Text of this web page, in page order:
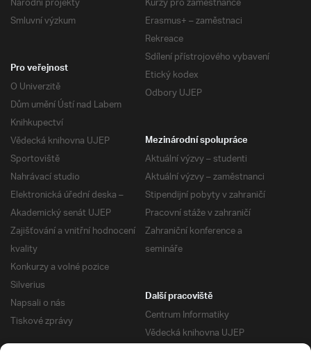
Smluvní výzkum
Erasmus+ – zaměstnaci
Rekreace
Sdílení přístrojového vybavení
Etický kodex
Odbory UJEP
Pro veřejnost
O Univerzitě
Dům umění Ústí nad Labem
Knihkupectví
Vědecká knihovna UJEP
Sportoviště
Nahrávací studio
Elektronická úřední deska –
Akademický senát UJEP
Zajišťování a vnitřní hodnocení
kvality
Konkurzy a volné pozice
Silverius
Napsali o nás
Tiskové zprávy
Mezinárodní spolupráce
Aktuální výzvy – studenti
Aktuální výzvy – zaměstnanci
Stipendijní pobyty v zahraničí
Pracovní stáže v zahraničí
Zahraniční konference a
semináře
Další pracoviště
Centrum Informatiky
Vědecká knihovna UJEP